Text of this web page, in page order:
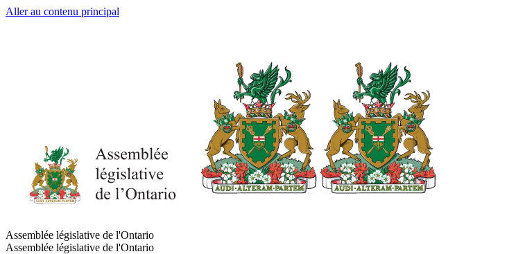
Aller au contenu principal
Assemblée législative de l'Ontario
Assemblée législative de l'Ontario